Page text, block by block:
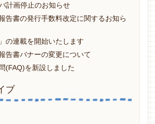
計画停止のお知らせ
告書の発行手数料改定に関するお知ら
の連載を開始いたします
告書バナーの変更について
(FAQ)を新設しました
ブ